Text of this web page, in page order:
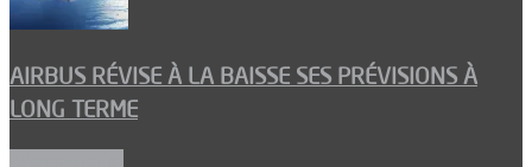
AIRBUS RÉVISE À LA BAISSE SES PRÉVISIONS À
LONG TERME